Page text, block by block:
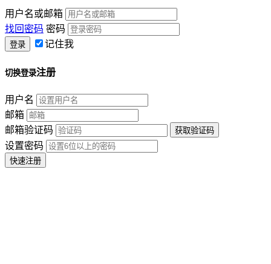
用户名或邮箱
找回密码 密码
记住我
切换登录注册
用户名
邮箱
邮箱验证码
设置密码